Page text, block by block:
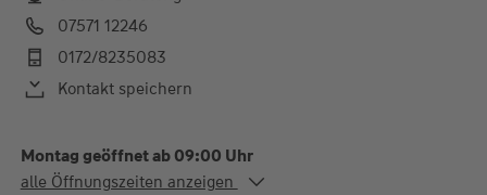
07571 12246
0172/8235083
Kontakt speichern
Montag geöffnet ab 09:00 Uhr
Alle Öffnungszeiten
alle Öffnungszeiten anzeigen